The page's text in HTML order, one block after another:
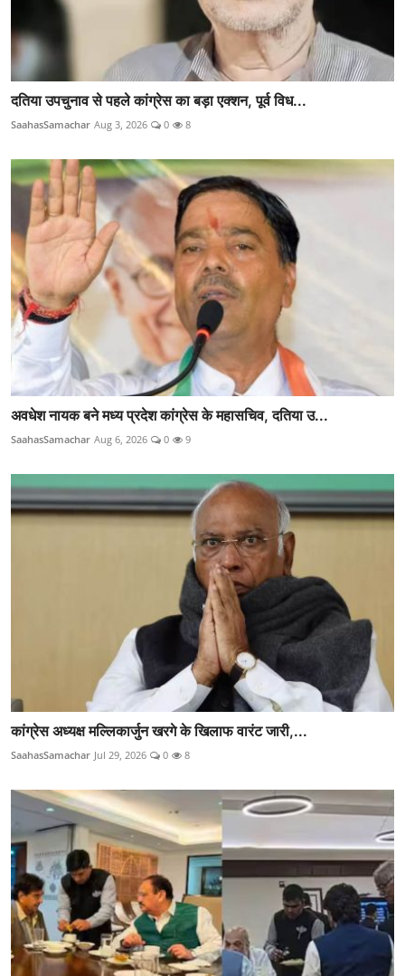
दतिया उपचुनाव से पहले कांग्रेस का बड़ा एक्शन, पूर्व विध...
SaahasSamachar Aug 3, 2026 0 8
अवधेश नायक बने मध्य प्रदेश कांग्रेस के महासचिव, दतिया उ...
SaahasSamachar Aug 6, 2026 0 9
कांग्रेस अध्यक्ष मल्लिकार्जुन खरगे के खिलाफ वारंट जारी,...
SaahasSamachar Jul 29, 2026 0 8